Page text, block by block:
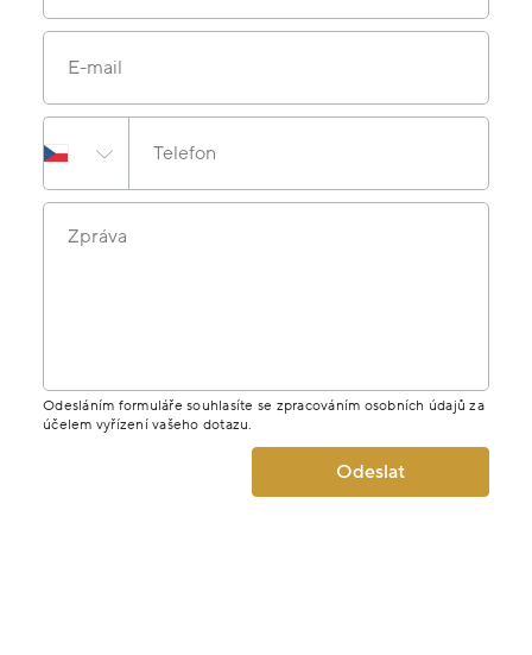
E-mail
Telefon
Zpráva
Odesláním formuláře souhlasíte se zpracováním osobních údajů za
účelem vyřízení vašeho dotazu.
Odeslat